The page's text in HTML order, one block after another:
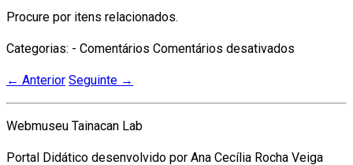
Procure por itens relacionados.
Categorias: - Comentários Comentários desativados
← Anterior Seguinte →
Webmuseu Tainacan Lab
Portal Didático desenvolvido por Ana Cecília Rocha Veiga